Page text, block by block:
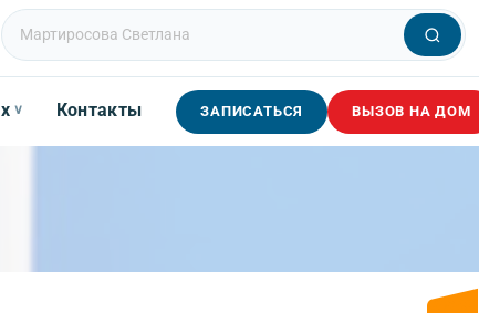
∨ Контакты ЗАПИСАТЬСЯ ВЫЗОВ НА ДОМ